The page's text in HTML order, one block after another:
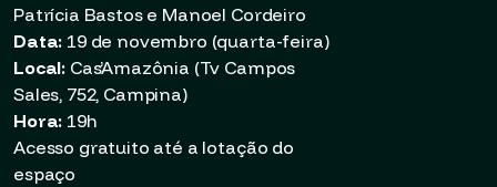
Patrícia Bastos e Manoel Cordeiro
Data: 19 de novembro (quarta-feira)
Local: Cas’Amazônia (Tv Campos
Sales, 752, Campina)
Hora: 19h
Acesso gratuito até a lotação do
espaço